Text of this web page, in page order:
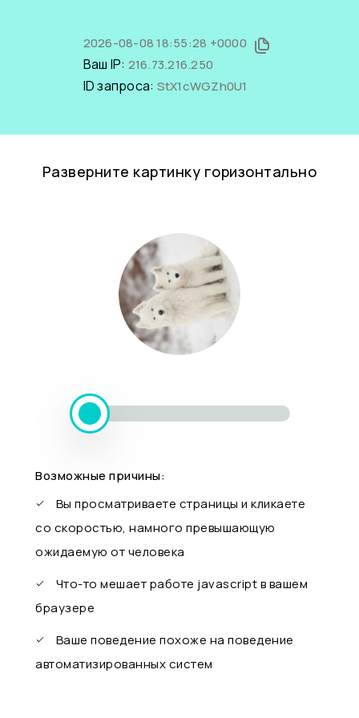
2026-08-08 18:55:28 +0000
Ваш IP: 216.73.216.250
ID запроса: StX1cWGZh0U1
Разверните картинку горизонтально
Возможные причины:
Вы просматриваете страницы и кликаете
со скоростью, намного превышающую
ожидаемую от человека
Что-то мешает работе javascript в вашем
браузере
Ваше поведение похоже на поведение
автоматизированных систем